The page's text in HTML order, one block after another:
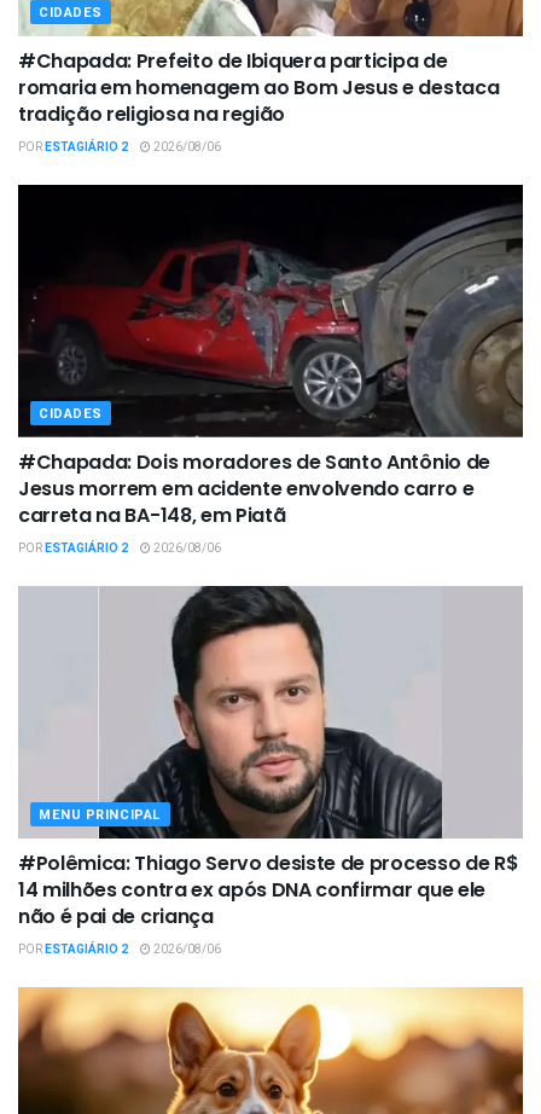
CIDADES
#Chapada: Prefeito de Ibiquera participa de
romaria em homenagem ao Bom Jesus e destaca
tradição religiosa na região
PORESTAGIÁRIO 2 2026/08/06
CIDADES
#Chapada: Dois moradores de Santo Antônio de
Jesus morrem em acidente envolvendo carro e
carreta na BA-148, em Piatã
PORESTAGIÁRIO 2 2026/08/06
MENU PRINCIPAL
#Polêmica: Thiago Servo desiste de processo de R$
14 milhões contra ex após DNA confirmar que ele
não é pai de criança
PORESTAGIÁRIO 2 2026/08/06